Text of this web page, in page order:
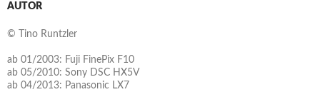
AUTOR
© Tino Runtzler
ab 01/2003: Fuji FinePix F10
ab 05/2010: Sony DSC HX5V
ab 04/2013: Panasonic LX7